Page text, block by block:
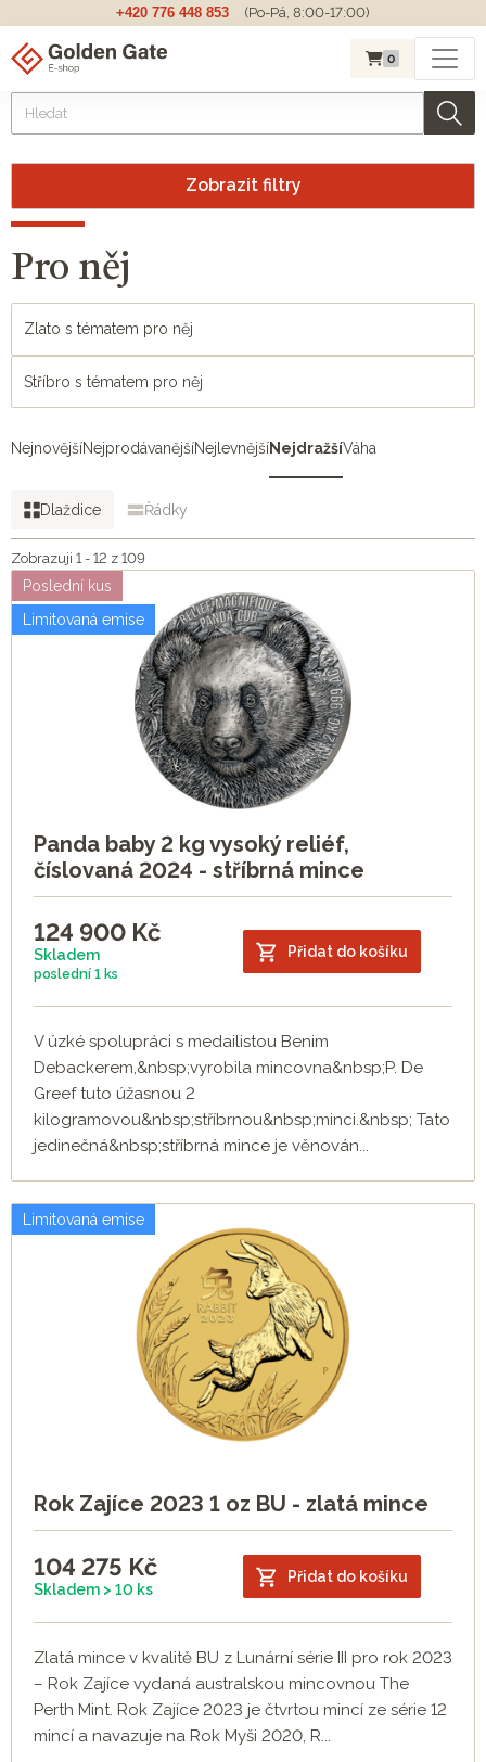
+420 776 448 853 (Po-Pá, 8:00-17:00)
0
Zobrazit filtry
Pro něj
Zlato s tématem pro něj
Stříbro s tématem pro něj
NejnovějšíNejprodávanějšíNejlevnějšíNejdražšíVáha
Dlaždice Řádky
Zobrazuji 1 - 12 z 109
Poslední kus
Limitovaná emise
Panda baby 2 kg vysoký reliéf,
číslovaná 2024 - stříbrná mince
124 900 Kč
Skladem
poslední 1 ks
Přidat do košíku
V úzké spolupráci s medailistou Benim
Debackerem,&nbsp;vyrobila mincovna&nbsp;P. De
Greef tuto úžasnou 2
kilogramovou&nbsp;stříbrnou&nbsp;minci.&nbsp; Tato
jedinečná&nbsp;stříbrná mince je věnován...
Limitovaná emise
Rok Zajíce 2023 1 oz BU - zlatá mince
104 275 Kč
Skladem > 10 ks
Přidat do košíku
Zlatá mince v kvalitě BU z Lunární série III pro rok 2023
– Rok Zajíce vydaná australskou mincovnou The
Perth Mint. Rok Zajíce 2023 je čtvrtou mincí ze série 12
mincí a navazuje na Rok Myši 2020, R...